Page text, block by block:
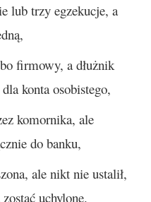
lub trzy egzekucje, a
firmowy, a dłużnik
konta osobistego,
komornika, ale
do banku,
ale nikt nie ustalił,
uchylone.